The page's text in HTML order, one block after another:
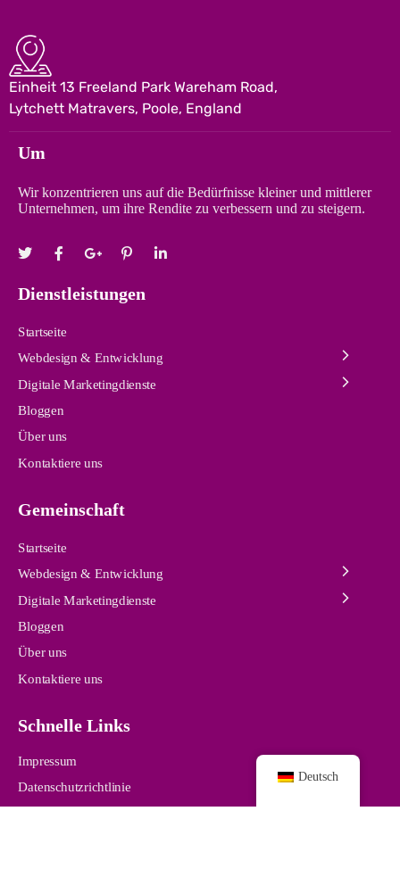
Einheit 13 Freeland Park Wareham Road,
Lytchett Matravers, Poole, England
Um
Wir konzentrieren uns auf die Bedürfnisse kleiner und mittlerer
Unternehmen, um ihre Rendite zu verbessern und zu steigern.
Dienstleistungen
Startseite
Webdesign & Entwicklung
Digitale Marketingdienste
Bloggen
Über uns
Kontaktiere uns
Gemeinschaft
Startseite
Webdesign & Entwicklung
Digitale Marketingdienste
Bloggen
Über uns
Kontaktiere uns
Schnelle Links
Impressum
Datenschutzrichtlinie
Deutsch